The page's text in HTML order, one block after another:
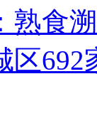
熟食
区